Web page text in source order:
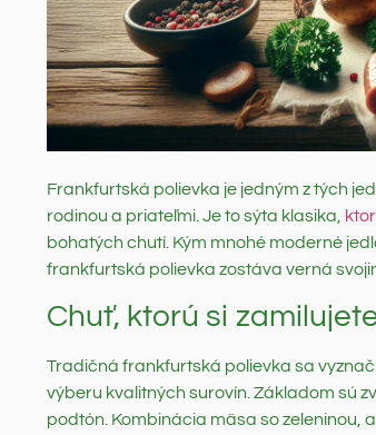
Frankfurtská polievka je jedným z tých
rodinou a priateľmi. Je to sýta klasika,
bohatých chutí. Kým mnohé moderné
frankfurtská polievka zostáva verná
Chuť, ktorú si
Tradičná frankfurtská polievka sa
výberu kvalitných surovín. Základom sú
podtón. Kombinácia mäsa so zeleninou,